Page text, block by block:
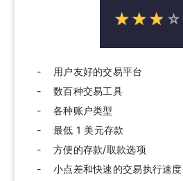
☆☆☆ ☆
★★★ ★
用户友好的交易平台
数百种交易工具
各种账户类型
最低 1 美元存款
方便的存款/取款选项
小点差和快速的交易执行速度